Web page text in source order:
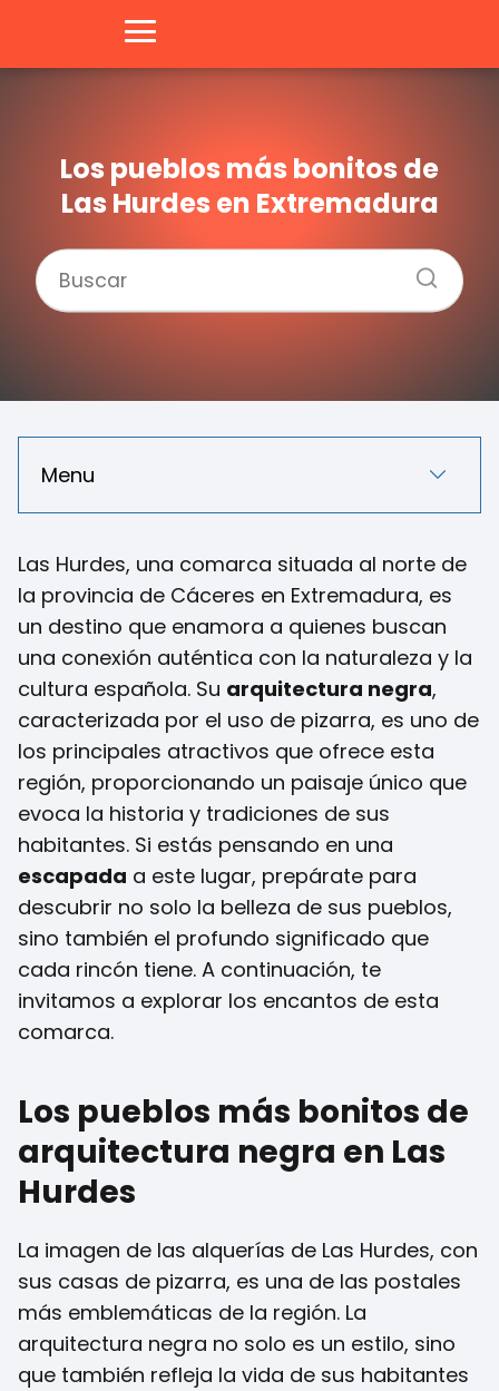
Los pueblos más bonitos de
Las Hurdes en Extremadura
Menu
Las Hurdes, una comarca situada al norte de
la provincia de Cáceres en Extremadura, es
un destino que enamora a quienes buscan
una conexión auténtica con la naturaleza y la
cultura española. Su arquitectura negra,
caracterizada por el uso de pizarra, es uno de
los principales atractivos que ofrece esta
región, proporcionando un paisaje único que
evoca la historia y tradiciones de sus
habitantes. Si estás pensando en una
escapada a este lugar, prepárate para
descubrir no solo la belleza de sus pueblos,
sino también el profundo significado que
cada rincón tiene. A continuación, te
invitamos a explorar los encantos de esta
comarca.
Los pueblos más bonitos de
arquitectura negra en Las
Hurdes
La imagen de las alquerías de Las Hurdes, con
sus casas de pizarra, es una de las postales
más emblemáticas de la región. La
arquitectura negra no solo es un estilo, sino
que también refleja la vida de sus habitantes